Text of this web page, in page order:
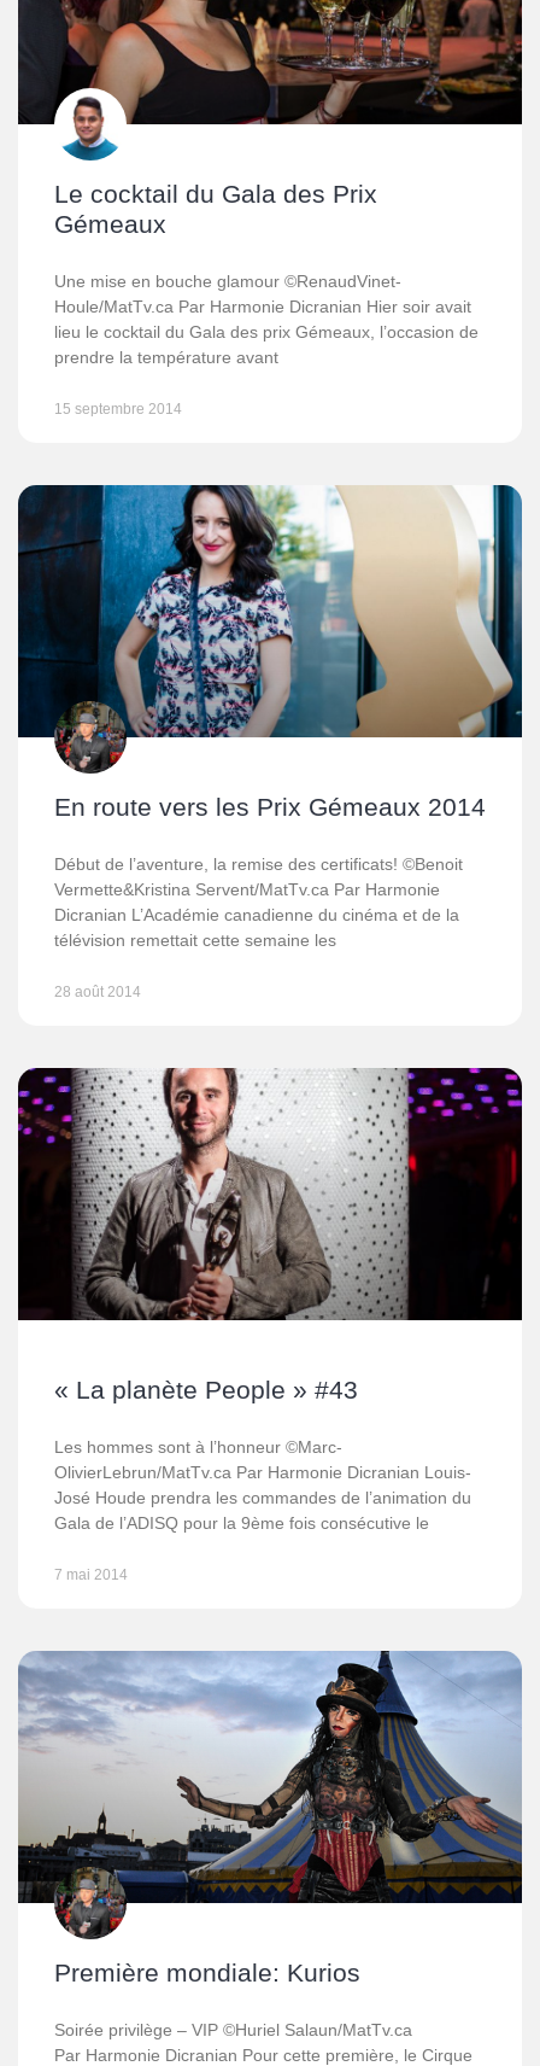
Le cocktail du Gala des Prix
Gémeaux
Une mise en bouche glamour ©RenaudVinet-
Houle/MatTv.ca Par Harmonie Dicranian Hier soir avait
lieu le cocktail du Gala des prix Gémeaux, l’occasion de
prendre la température avant
15 septembre 2014
En route vers les Prix Gémeaux 2014
Début de l’aventure, la remise des certificats! ©Benoit
Vermette&Kristina Servent/MatTv.ca Par Harmonie
Dicranian L’Académie canadienne du cinéma et de la
télévision remettait cette semaine les
28 août 2014
« La planète People » #43
Les hommes sont à l’honneur ©Marc-
OlivierLebrun/MatTv.ca Par Harmonie Dicranian Louis-
José Houde prendra les commandes de l’animation du
Gala de l’ADISQ pour la 9ème fois consécutive le
7 mai 2014
Première mondiale: Kurios
Soirée privilège – VIP ©Huriel Salaun/MatTv.ca
Par Harmonie Dicranian Pour cette première, le Cirque